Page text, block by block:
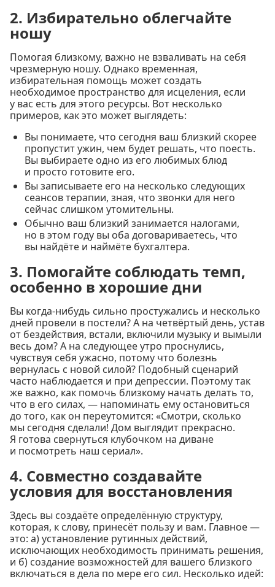
2. Избирательно облегчайте
ношу
Помогая близкому, важно не взваливать на себя
чрезмерную ношу. Однако временная,
избирательная помощь может создать
необходимое пространство для исцеления, если
у вас есть для этого ресурсы. Вот несколько
примеров, как это может выглядеть:
Вы понимаете, что сегодня ваш близкий скорее
пропустит ужин, чем будет решать, что поесть.
Вы выбираете одно из его любимых блюд
и просто готовите его.
Вы записываете его на несколько следующих
сеансов терапии, зная, что звонки для него
сейчас слишком утомительны.
Обычно ваш близкий занимается налогами,
но в этом году вы оба договариваетесь, что
вы найдёте и наймёте бухгалтера.
3. Помогайте соблюдать темп,
особенно в хорошие дни
Вы когда-нибудь сильно простужались и несколько
дней провели в постели? А на четвёртый день, устав
от бездействия, встали, включили музыку и вымыли
весь дом? А на следующее утро проснулись,
чувствуя себя ужасно, потому что болезнь
вернулась с новой силой? Подобный сценарий
часто наблюдается и при депрессии. Поэтому так
же важно, как помочь близкому начать делать то,
что в его силах, — напоминать ему остановиться
до того, как он переутомится: «Смотри, сколько
мы сегодня сделали! Дом выглядит прекрасно.
Я готова свернуться клубочком на диване
и посмотреть наш сериал».
4. Совместно создавайте
условия для восстановления
Здесь вы создаёте определённую структуру,
которая, к слову, принесёт пользу и вам. Главное —
это: а) установление рутинных действий,
исключающих необходимость принимать решения,
и б) создание возможностей для вашего близкого
включаться в дела по мере его сил. Несколько идей: